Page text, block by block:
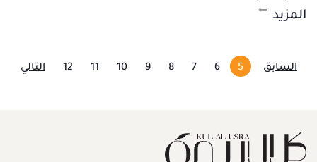
المزيد
السابق 5
6
7
8
9
10
11
12 التالي